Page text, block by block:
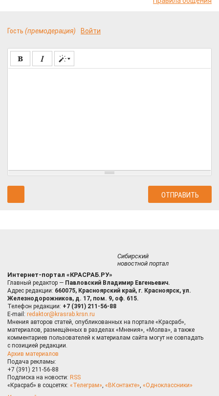
Гость (премодерация) Войти
Сибирский
новостной портал
Интернет-портал «КРАСРАБ.РУ»
Главный редактор — Павловский Владимир Евгеньевич.
Адрес редакции: 660075, Красноярский край, г. Красноярск, ул.
Железнодорожников, д. 17, пом. 9, оф. 615.
Телефон редакции: +7 (391) 211-56-88
E-mail: redaktor@krasrab.krsn.ru
Мнения авторов статей, опубликованных на портале «Красраб»,
материалов, размещённых в разделах «Мнения», «Молва», а также
комментариев пользователей к материалам сайта могут не совпадать
с позицией редакции.
Архив материалов
Подача рекламы:
+7 (391) 211-56-88
Подписка на новости: RSS
«Красраб» в соцсетях: «Телеграм», «ВКонтакте», «Одноклассники»